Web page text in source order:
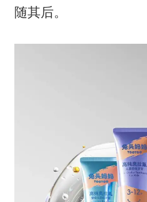
随其后。